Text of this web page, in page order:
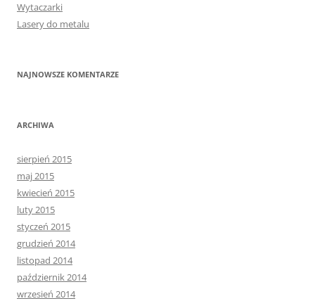
Wytaczarki
Lasery do metalu
NAJNOWSZE KOMENTARZE
ARCHIWA
sierpień 2015
maj 2015
kwiecień 2015
luty 2015
styczeń 2015
grudzień 2014
listopad 2014
październik 2014
wrzesień 2014